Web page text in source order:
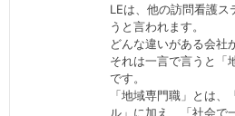
LEは、他の訪問看護
うと言われます。
どんな違いがある会社
それは一言で言うと「
です。
「地域専門職」とは
ル」に加え、「社会で